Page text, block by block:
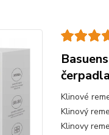
čerpadla
Klinové
Klinový
Klinovy